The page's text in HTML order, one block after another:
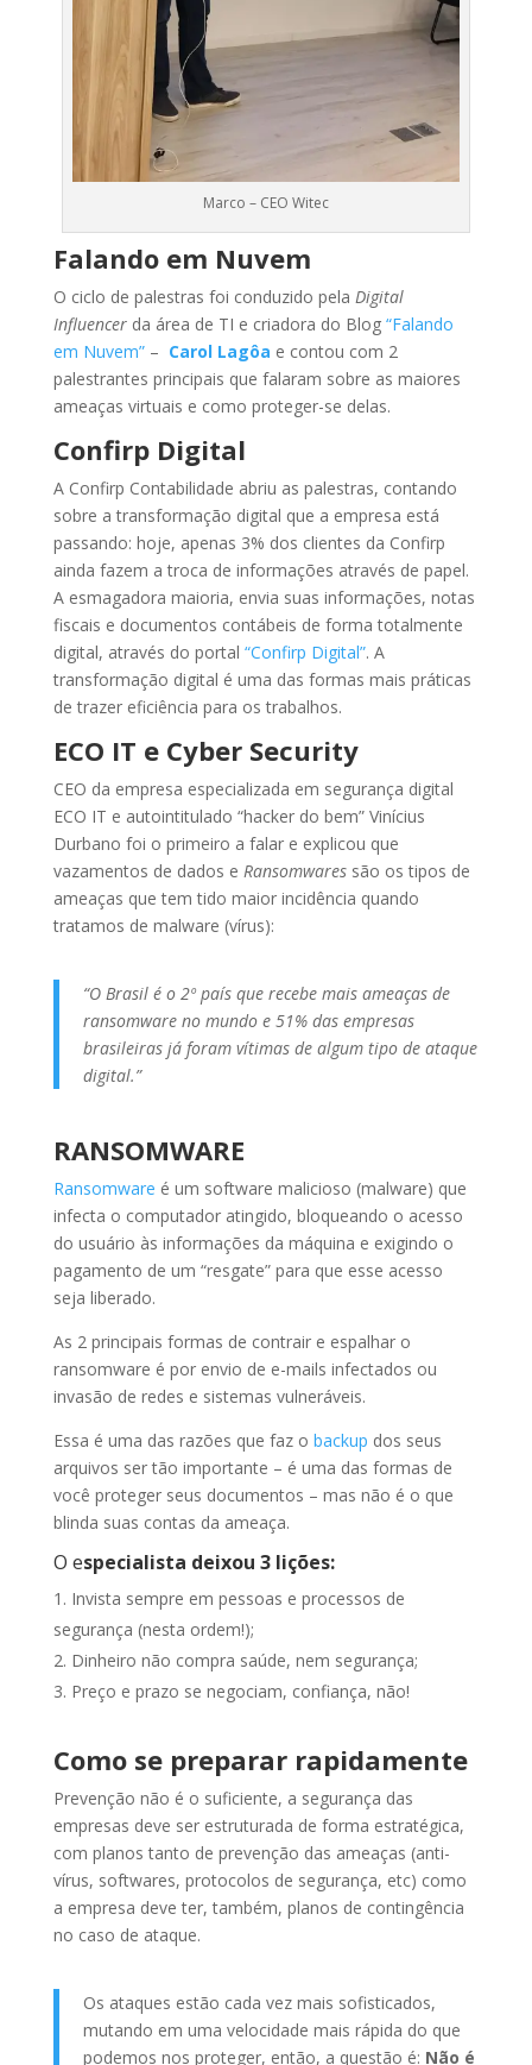
Marco – CEO Witec
Falando em Nuvem
O ciclo de palestras foi conduzido pela Digital
Influencerda área de TI e criadora do Blog “Falando
em Nuvem”– Carol Lagôa e contou com 2
palestrantes principais que falaram sobre as maiores
ameaças virtuais e como proteger-se delas.
Confirp Digital
A Confirp Contabilidade abriu as palestras, contando
sobre a transformação digital que a empresa está
passando: hoje, apenas 3% dos clientes da Confirp
ainda fazem a troca de informações através de papel.
A esmagadora maioria, envia suas informações, notas
fiscais e documentos contábeis de forma totalmente
digital, através do portal “Confirp Digital”. A
transformação digital é uma das formas mais práticas
de trazer eficiência para os trabalhos.
ECO IT e Cyber Security
CEO da empresa especializada em segurança digital
ECO IT e autointitulado “hacker do bem” Vinícius
Durbano foi o primeiro a falar e explicou que
vazamentos de dados e Ransomwaressão os tipos de
ameaças que tem tido maior incidência quando
tratamos de malware (vírus):
“O Brasil é o 2º país que recebe mais ameaças de
ransomware no mundo e 51% das empresas
brasileiras já foram vítimas de algum tipo de ataque
digital.”
RANSOMWARE
Ransomware é um software malicioso (malware) que
infecta o computador atingido, bloqueando o acesso
do usuário às informações da máquina e exigindo o
pagamento de um “resgate” para que esse acesso
seja liberado.
As 2 principais formas de contrair e espalhar o
ransomware é por envio de e-mails infectados ou
invasão de redes e sistemas vulneráveis.
Essa é uma das razões que faz o backup dos seus
arquivos ser tão importante – é uma das formas de
você proteger seus documentos – mas não é o que
blinda suas contas da ameaça.
O especialista deixou 3 lições:
Invista sempre em pessoas e processos de
segurança (nesta ordem!);
Dinheiro não compra saúde, nem segurança;
Preço e prazo se negociam, confiança, não!
Como se preparar rapidamente
Prevenção não é o suficiente, a segurança das
empresas deve ser estruturada de forma estratégica,
com planos tanto de prevenção das ameaças (anti-
vírus, softwares, protocolos de segurança, etc) como
a empresa deve ter, também, planos de contingência
no caso de ataque.
Os ataques estão cada vez mais sofisticados,
mutando em uma velocidade mais rápida do que
podemos nos proteger, então, a questão é: Não é